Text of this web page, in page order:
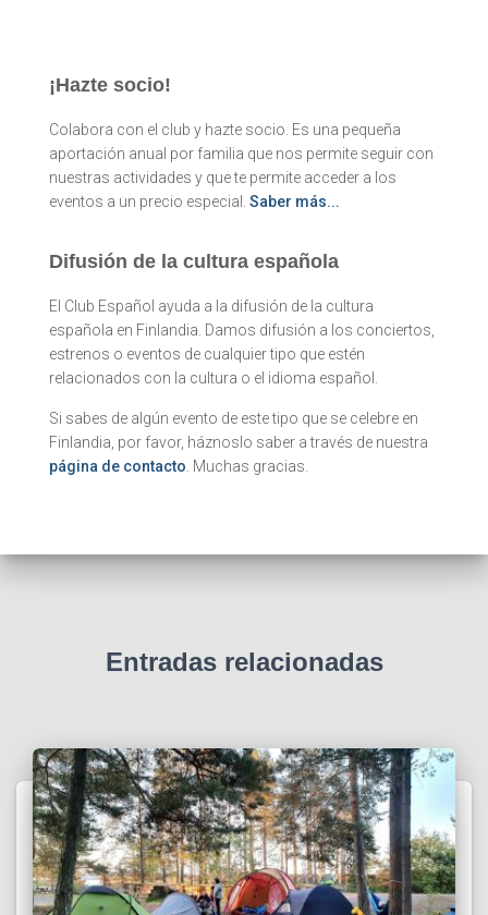
¡Hazte socio!
Colabora con el club y hazte socio. Es una pequeña
aportación anual por familia que nos permite seguir con
nuestras actividades y que te permite acceder a los
eventos a un precio especial. Saber más...
Difusión de la cultura española
El Club Español ayuda a la difusión de la cultura
española en Finlandia. Damos difusión a los conciertos,
estrenos o eventos de cualquier tipo que estén
relacionados con la cultura o el idioma español.
Si sabes de algún evento de este tipo que se celebre en
Finlandia, por favor, háznoslo saber a través de nuestra
página de contacto . Muchas gracias.
Entradas relacionadas